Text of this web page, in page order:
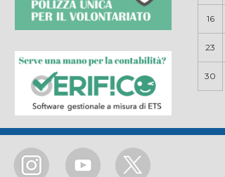
16
23
30